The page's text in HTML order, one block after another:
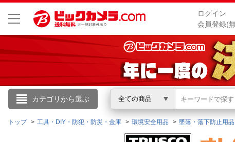
ログイン
会員登録(
カテゴリから選ぶ 全ての商品
こんにちは
ログイン
トップ 工具・DIY・防犯・防災・金庫 環境安全用品 墜落・落下防止用品